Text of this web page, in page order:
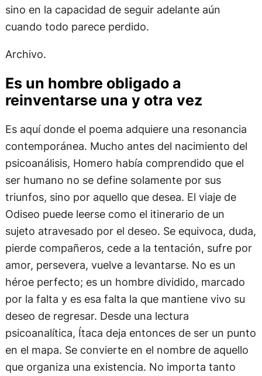
sino en la capacidad de seguir adelante aún
cuando todo parece perdido.
Archivo.
Es un hombre obligado a
reinventarse una y otra vez
Es aquí donde el poema adquiere una resonancia
contemporánea. Mucho antes del nacimiento del
psicoanálisis, Homero había comprendido que el
ser humano no se define solamente por sus
triunfos, sino por aquello que desea. El viaje de
Odiseo puede leerse como el itinerario de un
sujeto atravesado por el deseo. Se equivoca, duda,
pierde compañeros, cede a la tentación, sufre por
amor, persevera, vuelve a levantarse. No es un
héroe perfecto; es un hombre dividido, marcado
por la falta y es esa falta la que mantiene vivo su
deseo de regresar. Desde una lectura
psicoanalítica, Ítaca deja entonces de ser un punto
en el mapa. Se convierte en el nombre de aquello
que organiza una existencia. No importa tanto